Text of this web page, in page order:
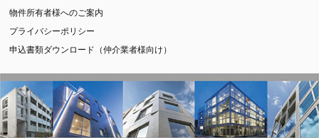
物件所有者様へのご案内
プライバシーポリシー
申込書類ダウンロード（仲介業者様向け）